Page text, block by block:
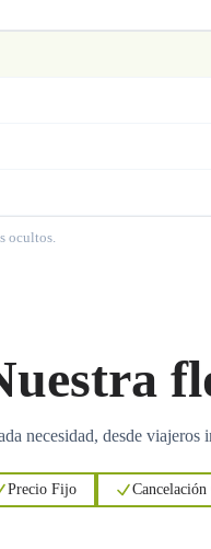
ocultos.
necesidad, desde viajeros
Precio Fijo